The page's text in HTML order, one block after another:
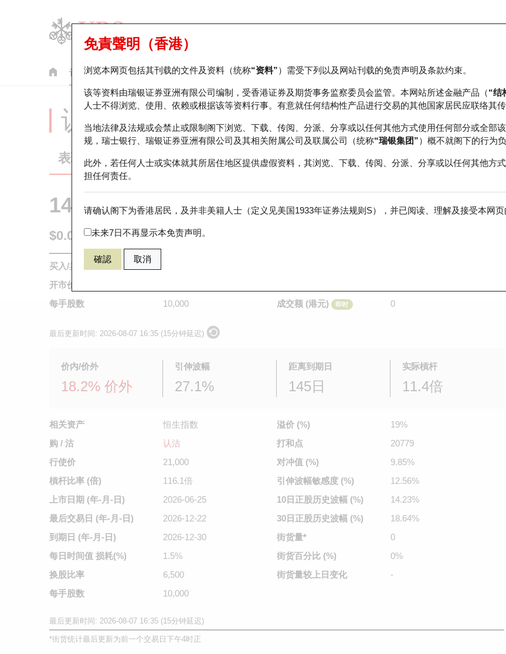
认股证 牛熊证 美股指数产品 轮证市场统计 正股数据及市场统计 瑞银轮证教室
免責聲明（香港）
浏览本网页包括其刊载的文件及资料（统称“资料”）需受下列以及网站刊载的免责声明及条款约束。
该等资料由瑞银证券亚洲有限公司编制，受香港证券及期货事务监察委员会监管。本网站所述金融产品（“结
人士不得浏览、使用、依赖或根据该等资料行事。有意就任何结构性产品进行交易的其他国家居民应联络其传
当地法律及法规或会禁止或限制阁下浏览、下载、传阅、分派、分享或以任何其他方式使用任何部分或全部
规，瑞士银行、瑞银证券亚洲有限公司及其相关附属公司及联属公司（统称“瑞银集团”）概不就阁下的行为
此外，若任何人士或实体就其所居住地区提供虚假资料，其浏览、下载、传阅、分派、分享或以任何其他方
担任何责任。
请确认阁下为香港居民，及并非美籍人士（定义见美国1933年证券法规则S），并已阅读、理解及接受本网页
未来7日不再显示本免责声明。
確認 取消
认股证分析仪
表现 街货统计 比较
14156 瑞银认沽 HSI 恒生指数
$0.034 0.003 (-8.11%) 即时
买入/卖出价
开市价
每手股数
10,000
成交额 (港元)
即时 0
最后更新时间: 2026-08-07 16:35 (15分钟延迟)
价内/价外
18.2% 价外
引伸波幅
27.1%
距离到期日
145日
实际槓杆
11.4倍
相关资产
恒生指数
购 / 沽
认沽
行使价
21,000
槓杆比率 (倍)
116.1倍
上市日期 (年-月-日)
2026-06-25
最后交易日 (年-月-日)
2026-12-22
到期日 (年-月-日)
2026-12-30
每日时间值 损耗(%)
1.5%
换股比率
6,500
每手股数
10,000
溢价 (%)
19%
打和点
20779
对冲值 (%)
9.85%
引伸波幅敏感度 (%)
12.56%
10日正股历史波幅 (%)
14.23%
30日正股历史波幅 (%)
18.64%
街货量*
0
街货百分比 (%)
0%
街货量较 上日变化 -
最后更新时间: 2026-08-07 16:35 (15分钟延迟)
*街货统计最后更新为前一个交易日下午4时正